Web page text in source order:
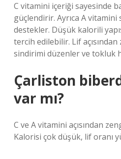
C vitamini içeriği sayesinde
güçlendirir. Ayrıca A vitamini
destekler. Düşük kalorili
tercih edilebilir. Lif
sindirimi düzenler ve tokluk
Çarliston
var mı?
C ve A vitamini açısından
Kalorisi çok düşük, lif oranı